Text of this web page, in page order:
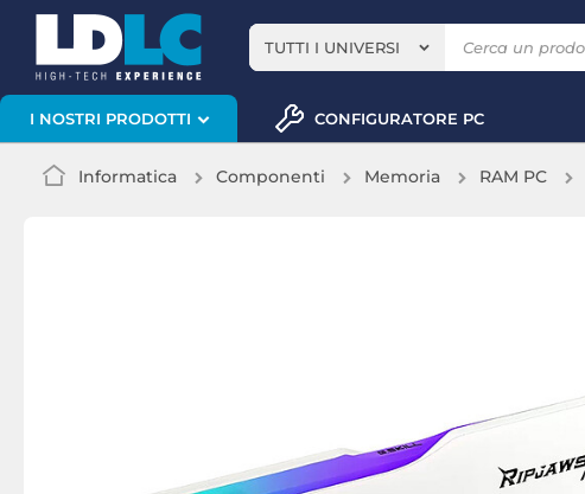
TUTTI I UNIVERSI
I NOSTRI PRODOTTI CONFIGURATORE PC
Informatica Componenti Memoria RAM PC